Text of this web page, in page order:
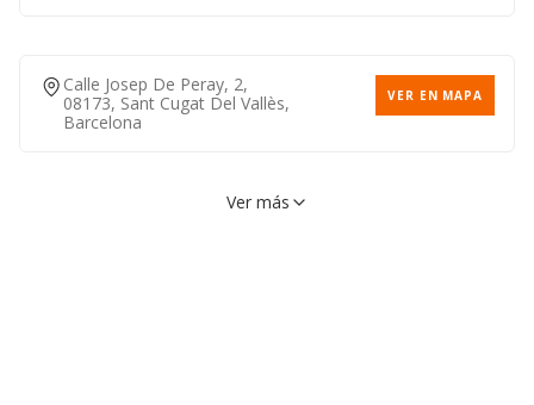
Calle Josep De Peray, 2,
08173, Sant Cugat Del Vallès,
Barcelona
VER EN MAPA
Ver más